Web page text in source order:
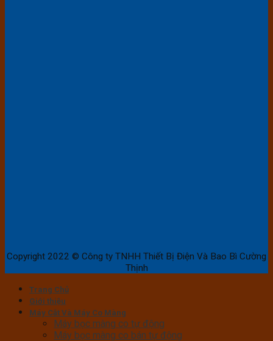
Copyright 2022 © Công ty TNHH Thiết Bị Điện Và Bao Bì Cường
Thịnh
Trang Chủ
Giới thiệu
Máy Cắt Và Máy Co Màng
Máy bọc màng co tự động
Máy bọc màng co bán tự động